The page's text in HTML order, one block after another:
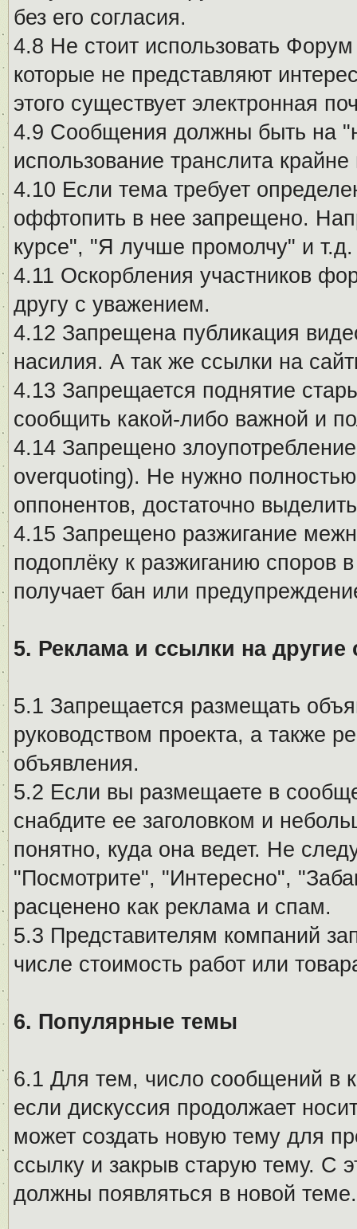
без его согласия.
4.8 Не стоит использовать
которые не представляют
этого существует электронная
4.9 Сообщения должны быть на
использование транслита
4.10 Если тема требует
оффтопить в нее запрещено.
курсе", "Я лучше промолчу" и
4.11 Оскорбления участников
другу с уважением.
4.12 Запрещена публикация
насилия. А так же ссылки на
4.13 Запрещается поднятие
сообщить какой-либо важной и
4.14 Запрещено
overquoting). Не нужно
оппонентов, достаточно
4.15 Запрещено разжигание
подоплёку к разжиганию споров
получает бан или
5. Реклама и ссылки на другие
5.1 Запрещается размещать
руководством проекта, а также
объявления.
5.2 Если вы размещаете в
снабдите ее заголовком и
понятно, куда она ведет. Не
"Посмотрите", "Интересно",
расценено как реклама и спам.
5.3 Представителям компаний
числе стоимость работ или
6. Популярные темы
6.1 Для тем, число сообщений в
если дискуссия продолжает
может создать новую тему для
ссылку и закрыв старую тему. С
должны появляться в новой теме.